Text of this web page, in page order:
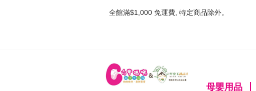
全館滿$1,000 免運費, 特定商品除外。
母嬰用品